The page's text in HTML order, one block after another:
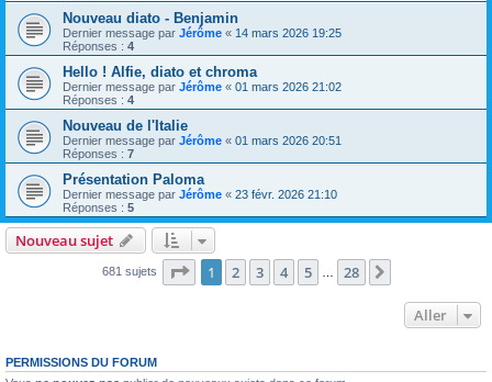
Nouveau diato - Benjamin
Dernier message par Jérôme « 14 mars 2026 19:25
Réponses : 4
Hello ! Alfie, diato et chroma
Dernier message par Jérôme « 01 mars 2026 21:02
Réponses : 4
Nouveau de l'Italie
Dernier message par Jérôme « 01 mars 2026 20:51
Réponses : 7
Présentation Paloma
Dernier message par Jérôme « 23 févr. 2026 21:10
Réponses : 5
Nouveau sujet
681 sujets Page 1sur28
1 2 3 4 5 28
Aller
PERMISSIONS DU FORUM